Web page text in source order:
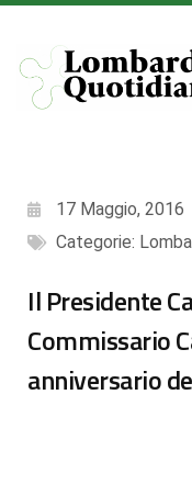
17 Maggio, 2016
Categorie:
Il Presidente
Commissario
anniversario